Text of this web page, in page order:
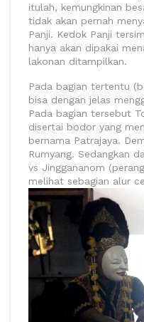
itulah, kemungkinan
tidak akan pernah
Panji. Kedok Panji
hanya akan dipakai
lakonan ditampilkan.
Pada bagian tertentu
bisa dengan jelas
Pada bagian tersebut
disertai bodor yang
bernama Patrajaya.
Rumyang. Sedangkan
vs Jinggananom
melihat sebagian alur